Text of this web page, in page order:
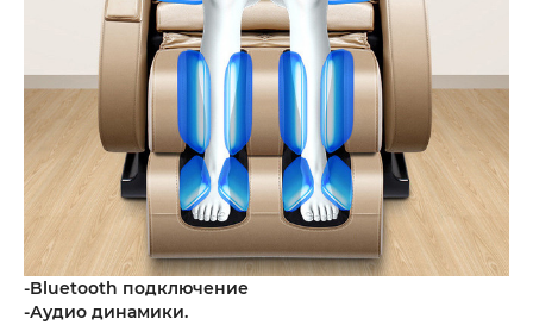
-Bluetooth подключение
-Аудио динамики.